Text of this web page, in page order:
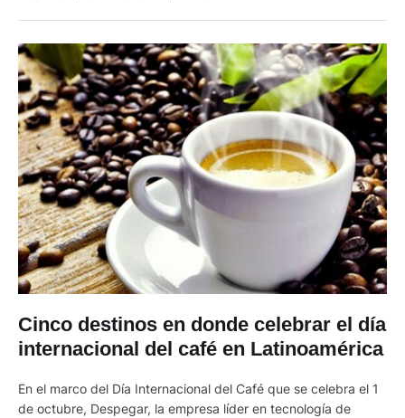
Cinco destinos en donde celebrar el día
internacional del café en Latinoamérica
En el marco del Día Internacional del Café que se celebra el 1
de octubre, Despegar, la empresa líder en tecnología de